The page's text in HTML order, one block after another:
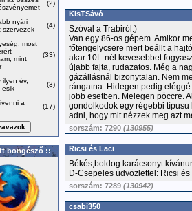
(2)
nyári
szervezek
(4)
most
mint
(33)
ilyen év,
esik
(3)
a
(17)
böngésző ::
KisTSávó
Szóval a Trabiról:)
Van egy 86-os gépem. Amikor
főtengelycsere mert beállt a
akar 10L-nél kevesebbet
újabb fajta, rudazatos. Még a
gázállásnál bizonytalan. Nem
rángatna. Hidegen pedig
jobb esetben. Melegen pöccre.
gondolkodok egy régebbi
adni, hogy mit nézzek meg azt
sorszám: 7290 (130955)
Ricsi és Laci
Békés,boldog karácsonyt
D-Csepeles üdvözlettel: Ricsi és
sorszám: 7289 (130942)
csabi350